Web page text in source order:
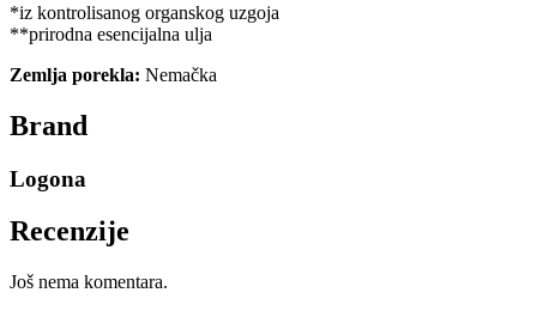
*iz kontrolisanog organskog uzgoja
**prirodna esencijalna ulja
Zemlja porekla: Nemačka
Brand
Logona
Recenzije
Još nema komentara.